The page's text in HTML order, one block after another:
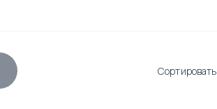
Сортировать